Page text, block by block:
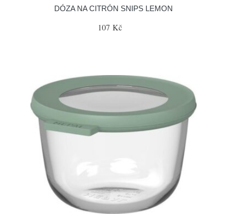
DÓZA NA CITRÓN SNIPS LEMON
107 Kč